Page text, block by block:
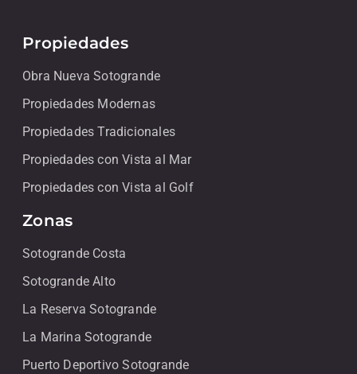
Propiedades
Obra Nueva Sotogrande
Propiedades Modernas
Propiedades Tradicionales
Propiedades con Vista al Mar
Propiedades con Vista al Golf
Zonas
Sotogrande Costa
Sotogrande Alto
La Reserva Sotogrande
La Marina Sotogrande
Puerto Deportivo Sotogrande